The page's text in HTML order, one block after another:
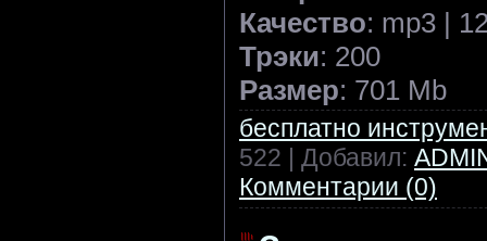
Качество: mp3 |
Трэки: 200
Размер: 701 Mb
бесплатно
522 | Добавил:
Комментарии (0)